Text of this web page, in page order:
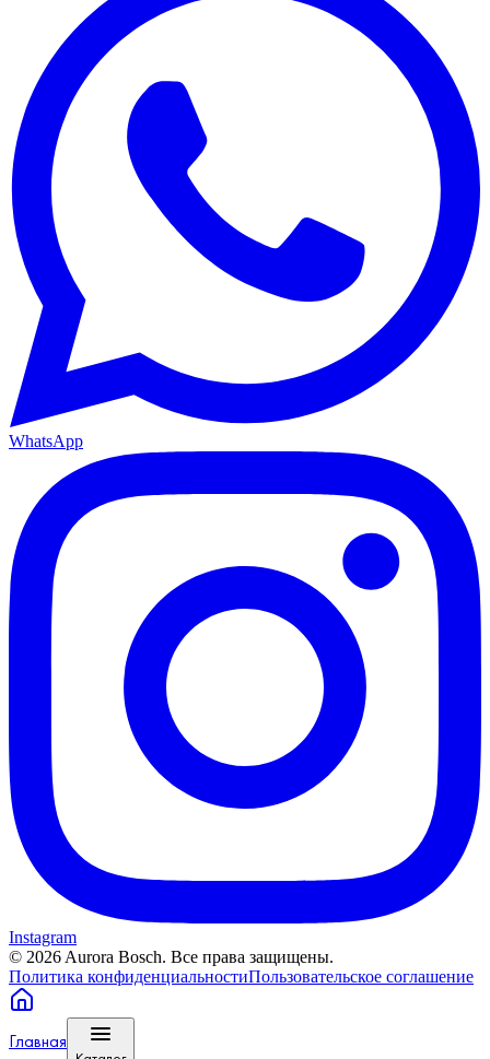
WhatsApp
Instagram
© 2026 Aurora Bosch. Все права защищены.
Политика конфиденциальностиПользовательское соглашение
Главная